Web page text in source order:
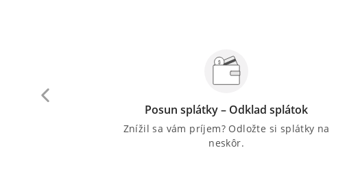
Posun splátky – Odklad splátok
Znížil sa vám príjem? Odložte si splátky na
neskôr.